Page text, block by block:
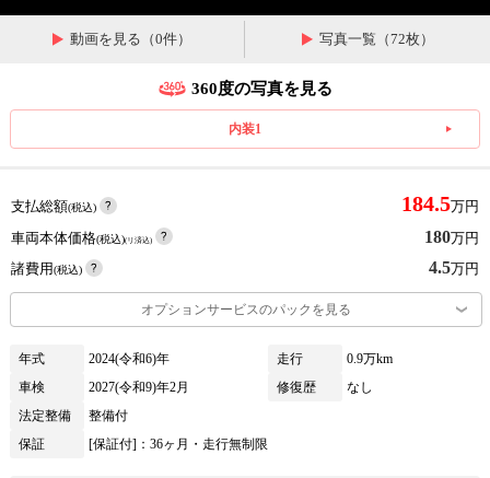
動画を見る（0件） 写真一覧（72枚）
360度の写真を見る
内装1
支払総額(税込) 184.5万円
車両本体価格(税込)(リ済込) 180万円
諸費用(税込) 4.5万円
オプションサービスのパックを見る
年式 2024(令和6)年 走行
0.9万km
車検
2027(令和9)年2月 修復歴
なし
法定整備
整備付
保証
[保証付]：36ヶ月・走行無制限